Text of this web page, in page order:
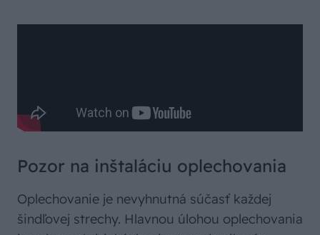
Pozor na inštaláciu oplechovania
Oplechovanie je nevyhnutná súčasť každej
šindľovej strechy. Hlavnou úlohou oplechovania